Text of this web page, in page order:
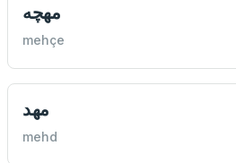
مهچه
mehçe
مهد
mehd